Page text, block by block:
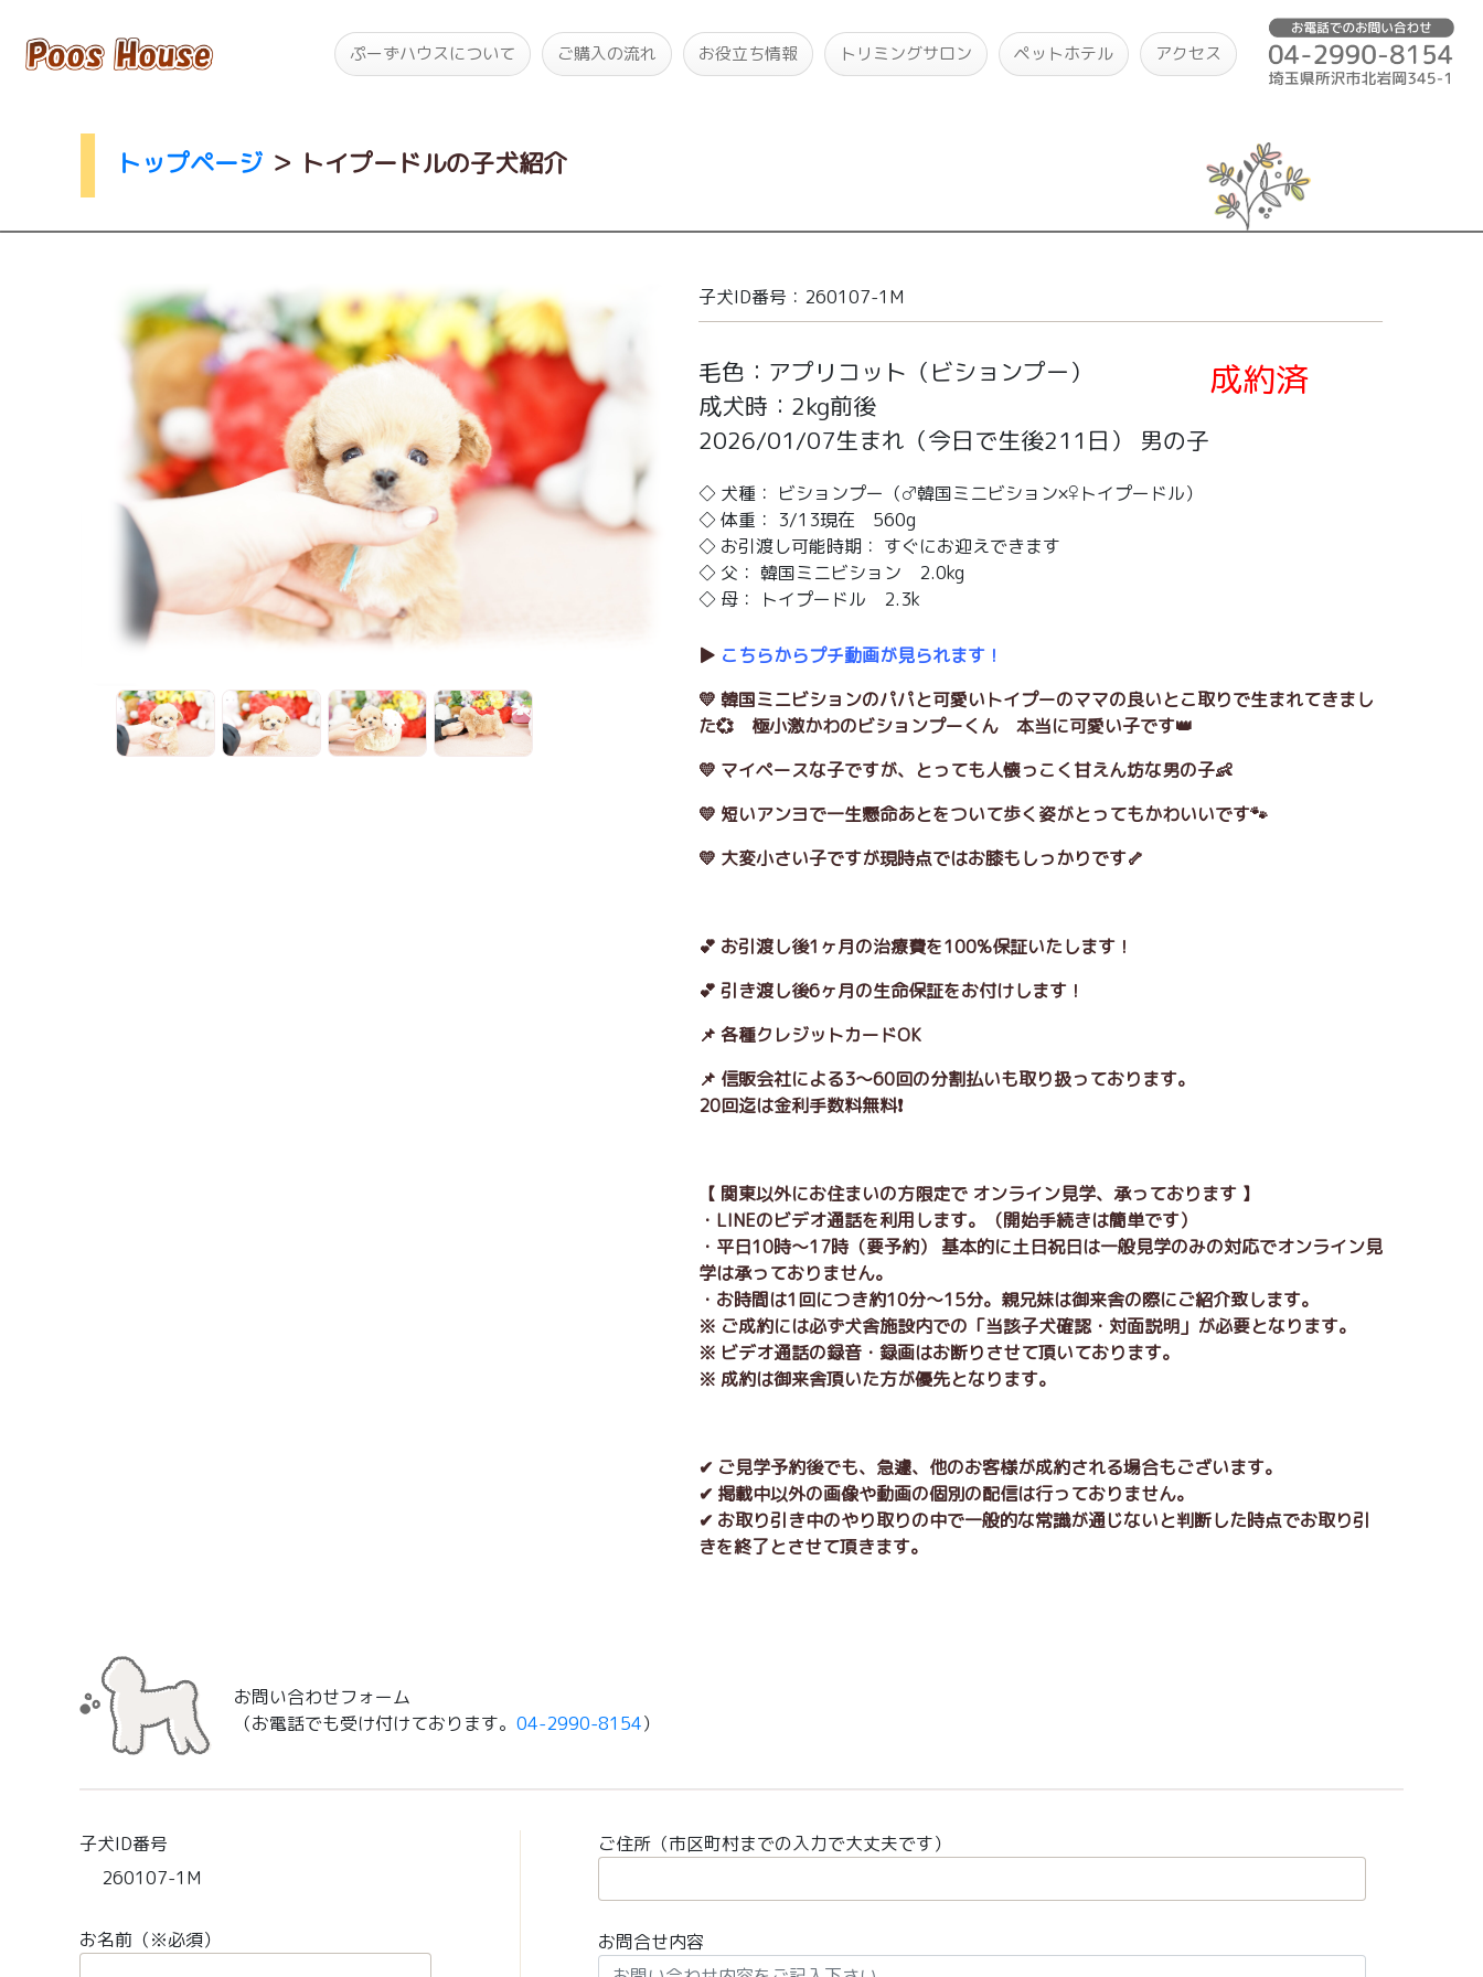
ぷーずハウスについて ご購入の流れ お役立ち情報 トリミングサロン ペットホテル アクセス
トップページ ＞ トイプードルの子犬紹介
子犬ID番号：260107-1M
毛色：アプリコット（ビションプー）
成犬時：2kg前後
成約済
2026/01/07生まれ （今日で生後211日） 男の子
◇ 犬種： ビションプー（♂韓国ミニビション×♀トイプードル）
◇ 体重： 3/13現在 560g
◇ お引渡し可能時期： すぐにお迎えできます
◇ 父： 韓国ミニビション 2.0kg
◇ 母： トイプードル 2.3k
▶️ こちらからプチ動画が見られます！
💛 韓国ミニビションのパパと可愛いトイプーのママの良いとこ取りで生まれてきまし
た💞 極小激かわのビションプーくん 本当に可愛い子です👑
💛 マイペースな子ですが、とっても人懐っこく甘えん坊な男の子👶
💛 短いアンヨで一生懸命あとをついて歩く姿がとってもかわいいです🐾
💛 大変小さい子ですが現時点ではお膝もしっかりです🦴
💕 お引渡し後1ヶ月の治療費を100%保証いたします！
💕 引き渡し後6ヶ月の生命保証をお付けします！
📌 各種クレジットカードOK
📌 信販会社による3～60回の分割払いも取り扱っております。
20回迄は金利手数料無料❗
【 関東以外にお住まいの方限定で オンライン見学、承っております 】
・LINEのビデオ通話を利用します。（開始手続きは簡単です）
・平日10時～17時（要予約） 基本的に土日祝日は一般見学のみの対応でオンライン見
学は承っておりません。
・お時間は1回につき約10分～15分。親兄妹は御来舎の際にご紹介致します。
※ ご成約には必ず犬舎施設内での「当該子犬確認・対面説明」が必要となります。
※ ビデオ通話の録音・録画はお断りさせて頂いております。
※ 成約は御来舎頂いた方が優先となります。
✔ ご見学予約後でも、急遽、他のお客様が成約される場合もございます。
✔ 掲載中以外の画像や動画の個別の配信は行っておりません。
✔ お取り引き中のやり取りの中で一般的な常識が通じないと判断した時点でお取り引
きを終了とさせて頂きます。
お問い合わせフォーム
（お電話でも受け付けております。04-2990-8154）
子犬ID番号
260107-1M
お名前（※必須）
ご住所（市区町村までの入力で大丈夫です）
お問合せ内容